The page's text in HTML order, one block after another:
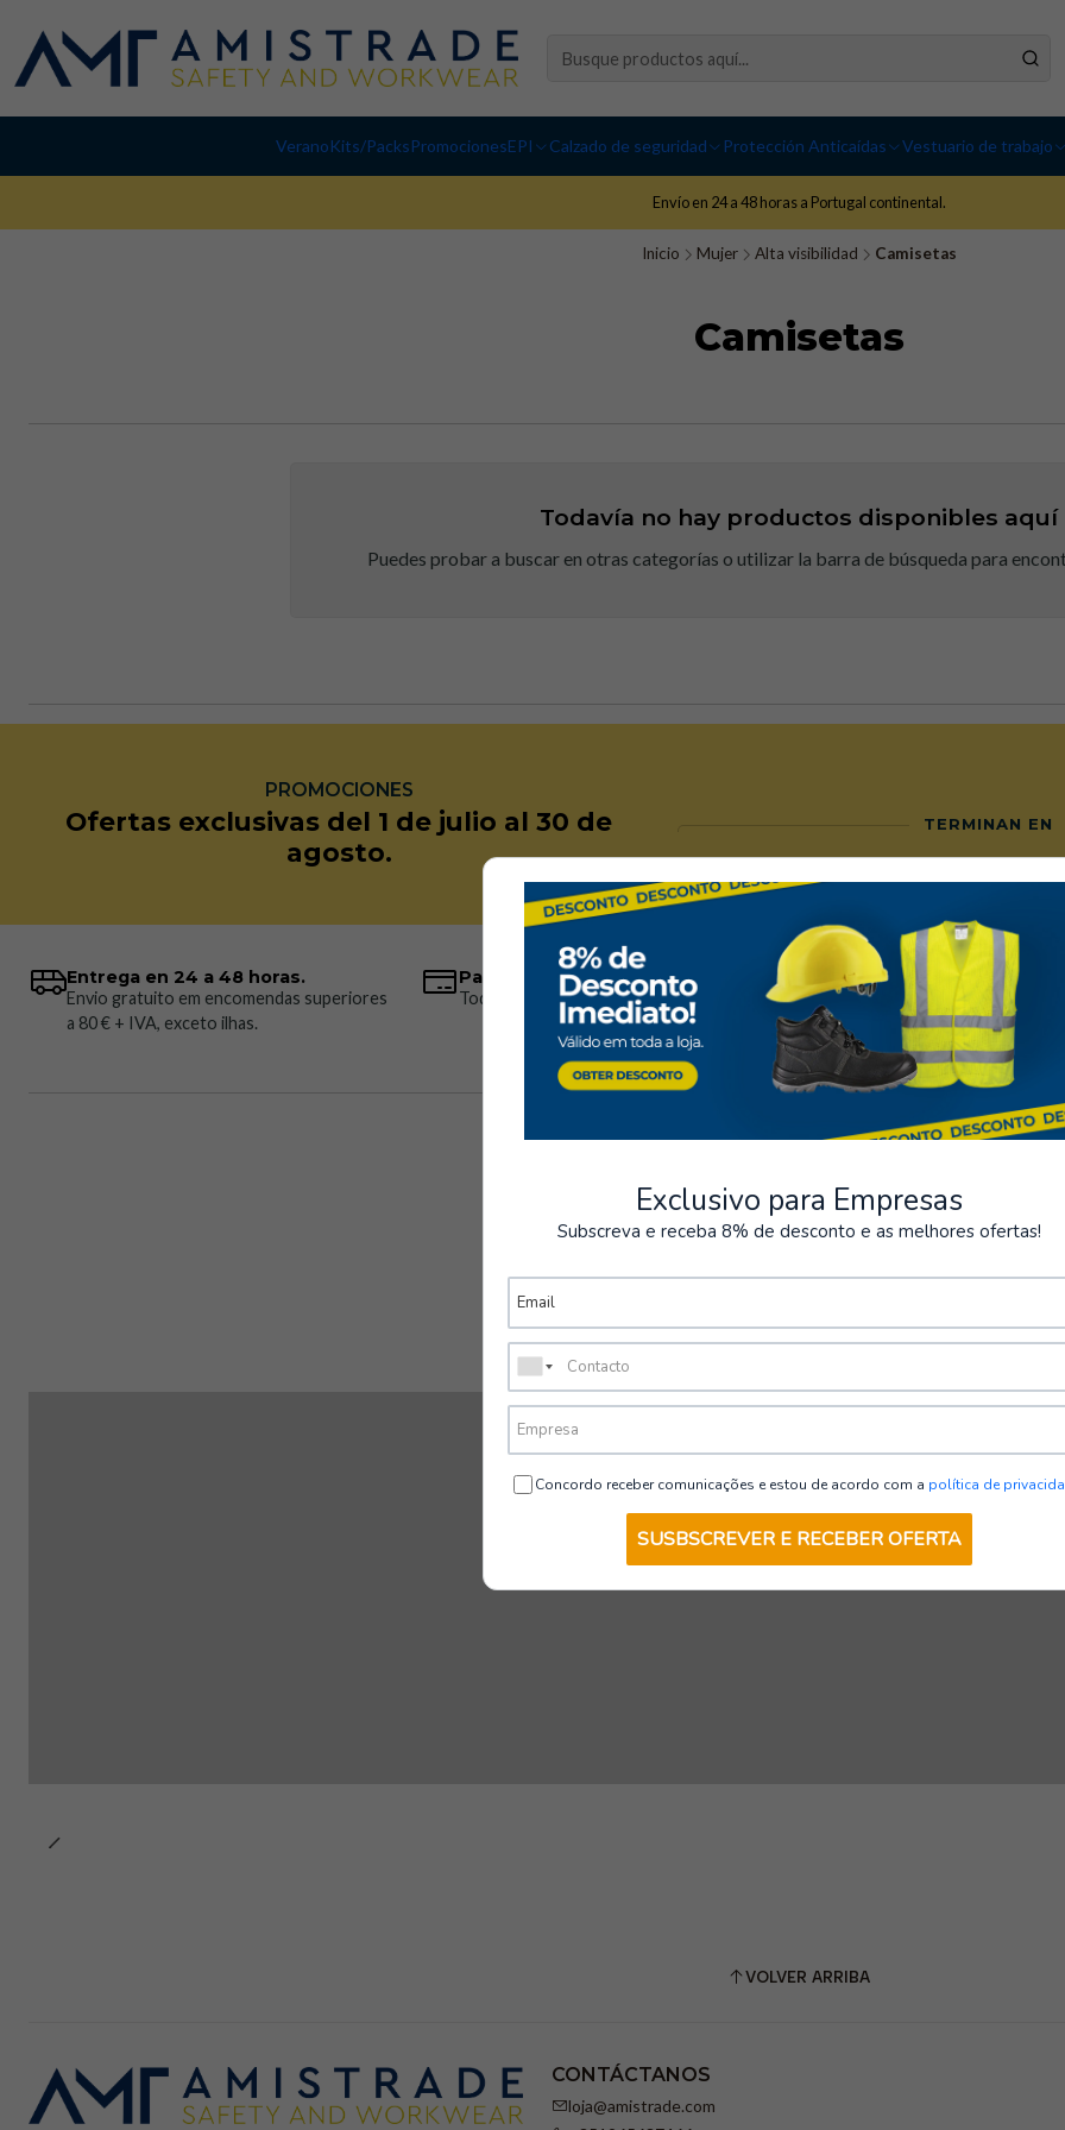
VeranoKits/PacksPromocionesEPI Calzado de seguridad Protección Anticaídas Vestuario de trabajo
Envío en 24 a 48 horas a Portugal continental.
Inicio Mujer Alta visibilidad Camisetas
Camisetas
Todavía no hay productos disponibles aquí
Puedes probar a buscar en otras categorías o utilizar la barra de búsqueda para
PROMOCIONES
Ofertas exclusivas del 1 de julio al 30 de
agosto.
TERMINAN EN
Entrega en 24 a 48 horas.
Envio gratuito em encomendas superiores
a 80 € + IVA, exceto ilhas.
Pagos seguros
Todos los pagos en la tienda son seguros.
Personalización
Ofrecemos servicios de
personalización.
Visto recientemente
VOLVER ARRIBA
CONTÁCTANOS
loja@amistrade.com
Exclusivo para Empresas
Subscreva e receba 8% de desconto e as melhores ofertas!
Concordo receber comunicações e estou de acordo com a política de
SUSBSCREVER E RECEBER OFERTA